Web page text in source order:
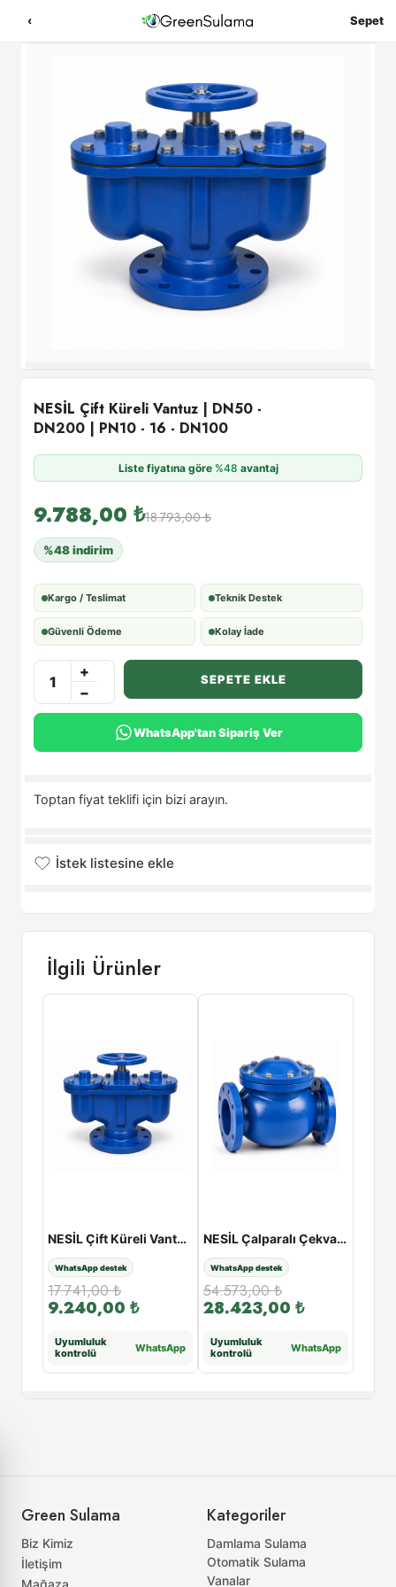
NESİL Çift Küreli Vantuz | DN50 -
DN200 | PN10 - 16 - DN100
Liste fiyatına göre %48 avantaj
18.793,00₺
9.788,00 ₺
%48 indirim
Kargo / Teslimat Teknik Destek
Güvenli Ödeme Kolay İade
+
−
SEPETE EKLE
WhatsApp'tan Sipariş Ver
Toptan fiyat teklifi için bizi arayın.
İstek listesine ekle
İlgili Ürünler
NESİL Çift Küreli Vantuz | DN50 - DN200 | PN10 - 16 - DN80
WhatsApp destek
17.741,00₺
9.240,00 ₺
Uyumluluk
kontrolü
WhatsApp
NESİL Çalparalı Çekvalf | DN50 - DN200 | PN10 - 16 - DN200
WhatsApp destek
54.573,00₺
28.423,00 ₺
Uyumluluk
kontrolü
WhatsApp
Green Sulama
Biz Kimiz
İletişim
Mağaza
Kategoriler
Damlama Sulama
Otomatik Sulama
Vanalar
‹ Sepet